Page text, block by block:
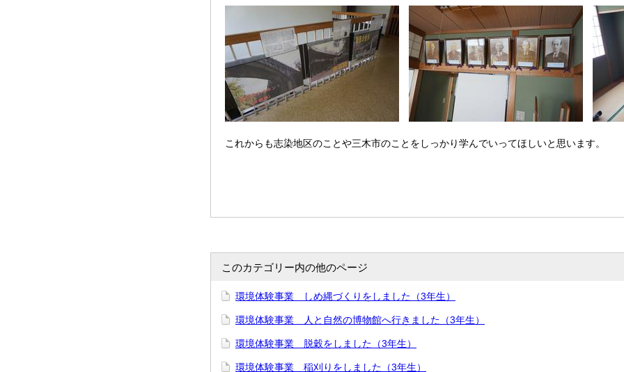
これからも志染地区のことや三木市のことをしっかり学んでいってほしいと思います。
このカテゴリー内の他のページ
環境体験事業 しめ縄づくりをしました（3年生）
環境体験事業 人と自然の博物館へ行きました（3年生）
環境体験事業 脱穀をしました（3年生）
環境体験事業 稲刈りをしました（3年生）